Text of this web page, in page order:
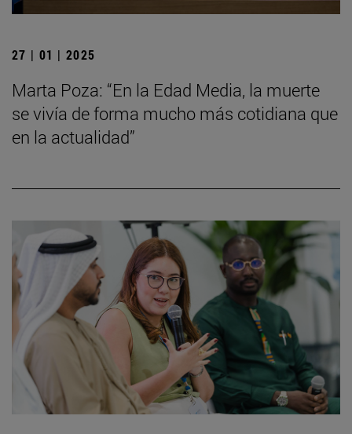
27 | 01 | 2025
Marta Poza: “En la Edad Media, la muerte
se vivía de forma mucho más cotidiana que
en la actualidad”